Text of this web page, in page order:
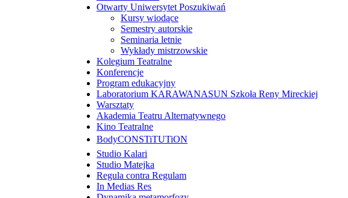
Otwarty Uniwersytet Poszukiwań
Kursy wiodące
Semestry autorskie
Seminaria letnie
Wykłady mistrzowskie
Kolegium Teatralne
Konferencje
Program edukacyjny
Laboratorium KARAWANASUN Szkoła Reny Mireckiej
Warsztaty
Akademia Teatru Alternatywnego
Kino Teatralne
BodyCONSTiTUTiON
Studio Kalari
Studio Matejka
Regula contra Regulam
In Medias Res